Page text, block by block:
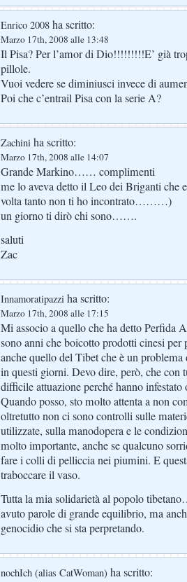
Enrico 2008 ha scritto:
Marzo 17th, 2008 alle 13:48
Il Pisa? Per l’amor di Dio!!!!!!!!!E’ già
pillole.
Vuoi vedere se diminiusci invece di
Poi che c’entrail Pisa con la serie A?
Zachini ha scritto:
Marzo 17th, 2008 alle 14:07
Grande Markino…… complimenti
me lo aveva detto il Leo dei Briganti
volta tanto non ti ho incontrato………)
un giorno ti dirò chi sono…….
saluti
Zac
Innamoratipazzi ha scritto:
Marzo 17th, 2008 alle 17:15
Mi associo a quello che ha detto Perfida
sono anni che boicotto prodotti cinesi
anche quello del Tibet che è un problema
in questi giorni. Devo dire, però, che con
difficile attuazione perché hanno infestato
Quando posso, sto molto attenta a non
oltretutto non ci sono controlli sulle
utilizzate, sulla manodopera e le
molto importante, anche se qualcuno
fare i colli di pelliccia nei piumini. E
traboccare il vaso.
Tutta la mia solidarietà al popolo
avuto parole di grande equilibrio, ma
genocidio che si sta perpretando.
nochIch (alias CatWoman) ha scritto: